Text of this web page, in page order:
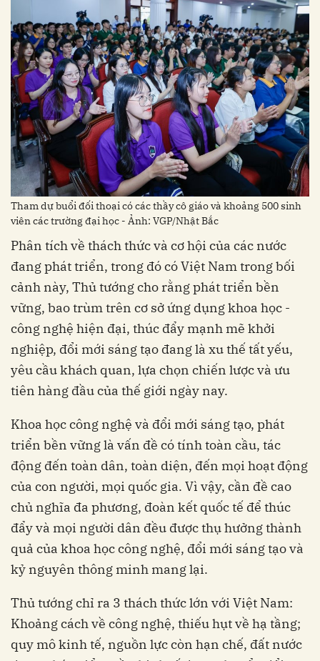
Tham dự buổi đối thoại có các thầy cô giáo và khoảng 500 sinh
viên các trường đại học - Ảnh: VGP/Nhật Bắc
Phân tích về thách thức và cơ hội của các nước
đang phát triển, trong đó có Việt Nam trong bối
cảnh này, Thủ tướng cho rằng phát triển bền
vững, bao trùm trên cơ sở ứng dụng khoa học -
công nghệ hiện đại, thúc đẩy mạnh mẽ khởi
nghiệp, đổi mới sáng tạo đang là xu thế tất yếu,
yêu cầu khách quan, lựa chọn chiến lược và ưu
tiên hàng đầu của thế giới ngày nay.
Khoa học công nghệ và đổi mới sáng tạo, phát
triển bền vững là vấn đề có tính toàn cầu, tác
động đến toàn dân, toàn diện, đến mọi hoạt động
của con người, mọi quốc gia. Vì vậy, cần đề cao
chủ nghĩa đa phương, đoàn kết quốc tế để thúc
đẩy và mọi người dân đều được thụ hưởng thành
quả của khoa học công nghệ, đổi mới sáng tạo và
kỷ nguyên thông minh mang lại.
Thủ tướng chỉ ra 3 thách thức lớn với Việt Nam:
Khoảng cách về công nghệ, thiếu hụt về hạ tầng;
quy mô kinh tế, nguồn lực còn hạn chế, đất nước